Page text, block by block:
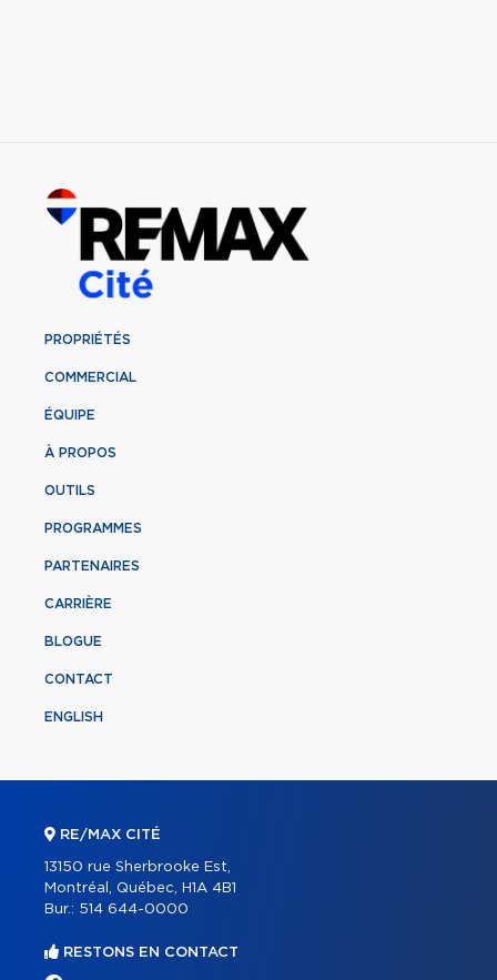
PROPRIÉTÉS
COMMERCIAL
ÉQUIPE
À PROPOS
OUTILS
PROGRAMMES
PARTENAIRES
CARRIÈRE
BLOGUE
CONTACT
ENGLISH
RE/MAX CITÉ
13150 rue Sherbrooke Est,
Montréal, Québec, H1A 4B1
Bur.: 514 644-0000
RESTONS EN CONTACT